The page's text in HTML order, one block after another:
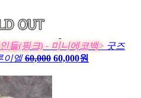
들(핑크) - 미니에코백> 굿즈
이엘 60,000 60,000원